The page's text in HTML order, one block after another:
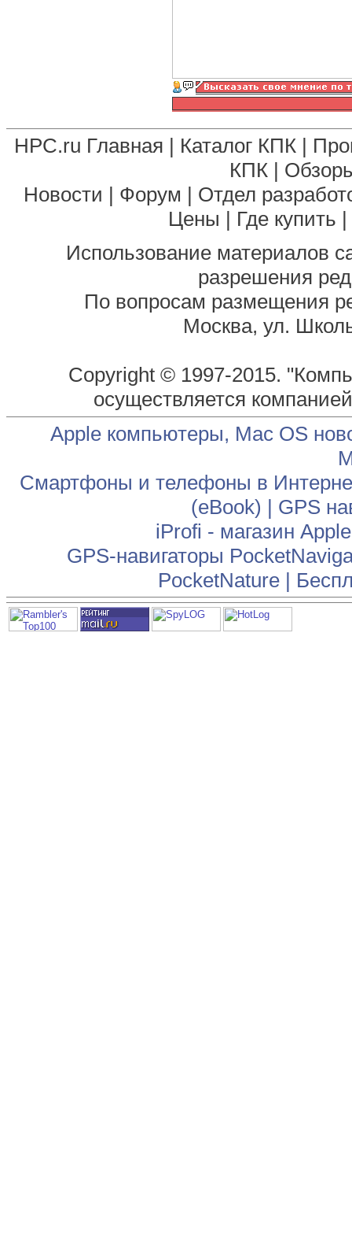
HPC.ru Главная | Каталог КПК |
КПК |
Новости | Форум | Отдел
Цены | Где купить |
Использование материалов
разрешения
По вопросам размещения
Москва, ул.
Copyright © 1997-2015.
осуществляется
Apple компьютеры, Mac OS
Смартфоны и телефоны в
(eBook) | GPS
iProfi - магазин
GPS-навигаторы
PocketNature|